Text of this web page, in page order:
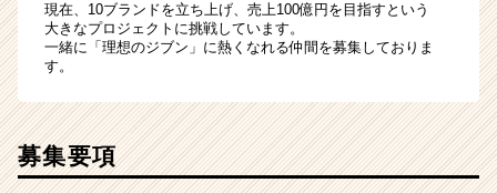
現在、10ブランドを立ち上げ、売上100億円を目指すという
大きなプロジェクトに挑戦しています。
一緒に「理想のジブン」に熱くなれる仲間を募集しておりま
す。
募集要項